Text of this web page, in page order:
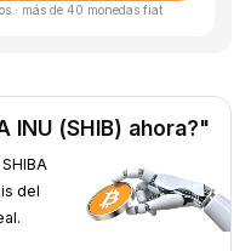
· más de 40 monedas fiat
INU (SHIB) ahora?"
del